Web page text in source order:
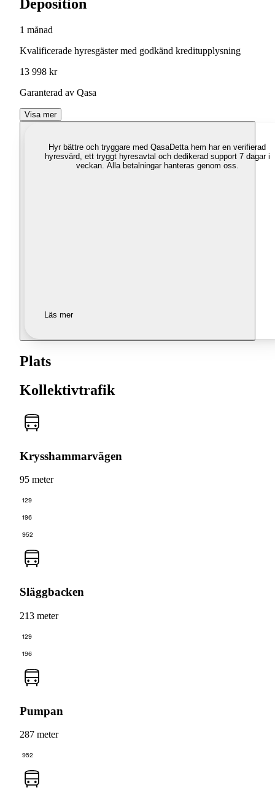
Deposition
1 månad
Kvalificerade hyresgäster med godkänd kreditupplysning
13 998 kr
Garanterad av Qasa
Visa mer
Hyr bättre och tryggare med QasaDetta hem har en verifierad
hyresvärd, ett tryggt hyresavtal och dedikerad support 7 dagar i
veckan. Alla betalningar hanteras genom oss.
Läs mer
Plats
Kollektivtrafik
Krysshammarvägen
95 meter
129
196
952
Släggbacken
213 meter
129
196
Pumpan
287 meter
952